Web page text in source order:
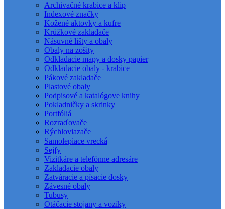
Archivačné krabice a klip
Indexové značky
Kožené aktovky a kufre
Krúžkové zakladače
Násuvné lišty a obaly
Obaly na zošity
Odkladacie mapy a dosky papier
Odkladacie obaly - krabice
Pákové zakladače
Plastové obaly
Podpisové a katalógove knihy
Pokladničky a skrinky
Portfóliá
Rozraďovače
Rýchloviazače
Samolepiace vrecká
Sejfy
Vizitkáre a telefónne adresáre
Zakladacie obaly
Zatváracie a písacie dosky
Závesné obaly
Tubusy
Otáčacie stojany a vozíky